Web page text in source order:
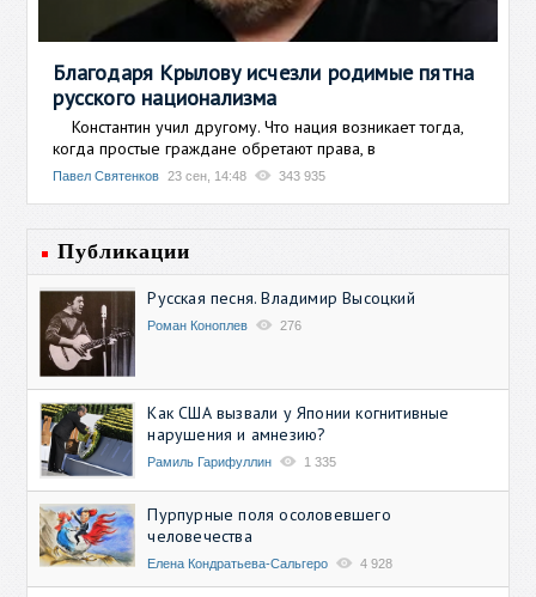
Благодаря Крылову исчезли родимые пятна
русского национализма
Константин учил другому. Что нация возникает тогда,
когда простые граждане обретают права, в
Павел Святенков 23 сен, 14:48 343 935
Публикации
Русская песня. Владимир Высоцкий
Роман Коноплев 276
Как США вызвали у Японии когнитивные
нарушения и амнезию?
Рамиль Гарифуллин 1 335
Пурпурные поля осоловевшего
человечества
Елена Кондратьева-Сальгеро 4 928